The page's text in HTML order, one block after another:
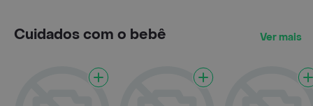
Cuidados com o bebê Ver mais